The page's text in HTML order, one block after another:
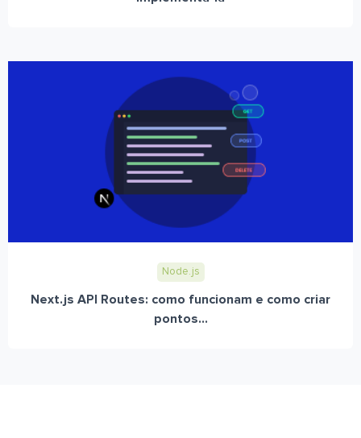
Node.js
Next.js API Routes: como funcionam e como criar
pontos...